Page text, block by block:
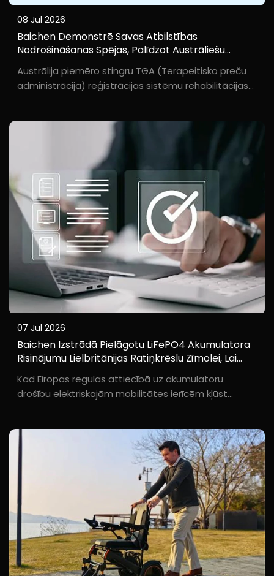
08 Jul 2026
Baichen Demonstrē Savas Atbilstības
Nodrošināšanas Spējas, Palīdzot Austrāliešu
Distribūtoram Iegūt TGA Sertifikāciju Un Valdības
Subsīdiju Apstiprinājumu
Austrālija piemēro stingru TGA (Terapeitisko preču
administrācija) reģistrācijas sistēmu rehabilitācijas
07 Jul 2026
Baichen Izstrādā Pielāgotu LiFePO4 Akumulatora
Risinājumu Lielbritānijas Ratiņkrēslu Zīmolei, Lai
Kad Eiropas regulas attiecībā uz akumulatoru
drošību elektriskajām mobilitātes ierīcēm kļūst
Karalistes ratiņkrēslu zīmolei S***e risināt vajadzību
pēc produkta diferencēšanas. Zīmolēs...